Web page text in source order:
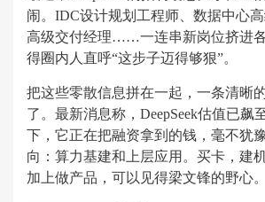
闹。IDC设计规划工程师、数据中心高
高级交付经理……一连串新岗位挤进
得圈内人直呼“这步子迈得够狠”。
把这些零散信息拼在一起，一条清晰
了。最新消息称，DeepSeek估值已飙
下，它正在把融资拿到的钱，毫不犹
向：算力基建和上层应用。买卡，建
加上做产品，可以见得梁文锋的野心。